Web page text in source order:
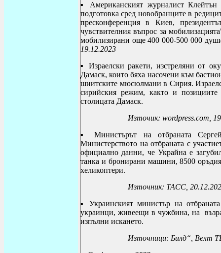
▪ Американският журналист
подготовка сред новобранците в
пресконференция в Киев,
чувствителния въпрос за
мобилизирани още 400 000-
19.12.2023
▪ Израелски ракети, изстреляни от
Дамаск, които бяха насочени към
шиитските мюсюлмани в Сирия.
сирийския режим, както и
столицата Дамаск.
Източик: wordpress.com,
▪Министърът на отбраната
Министерството на отбраната с
официално данни, че Украйна е
танка и бронирани машини, 8500
хеликоптери.
Източник: ТАСС,
▪Украинският министър на
украинци, живеещи в чужбина, на
изпълни искането.
Източници: Билд“, Велт